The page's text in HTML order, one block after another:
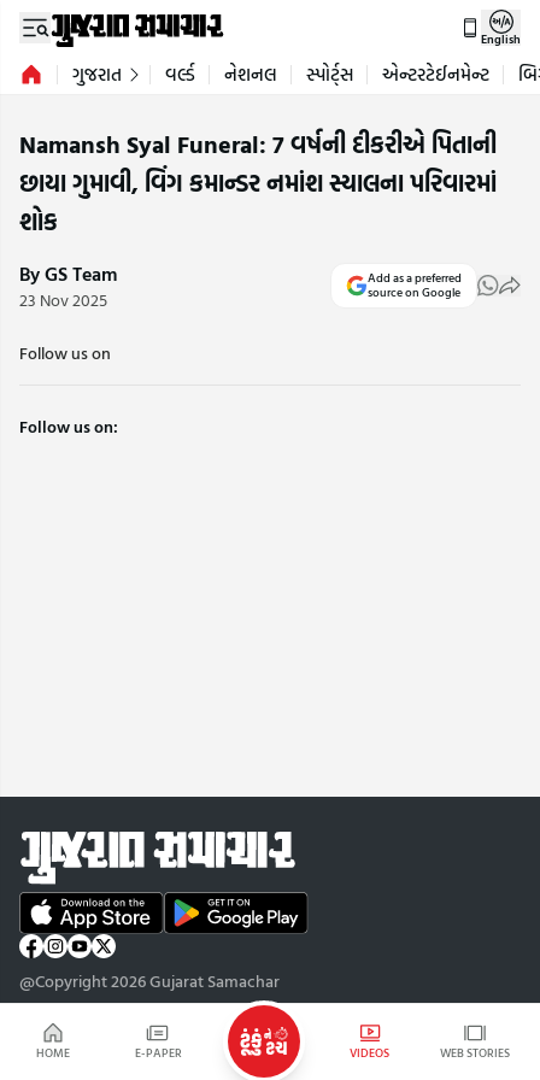
HOME E-PAPER VIDEOS WEB STORIES
English
ગુજરાત વર્લ્ડ નેશનલ સ્પોર્ટ્સ એન્ટરટેઈનમેન્ટ
Namansh Syal Funeral: 7 વર્ષની દીકરીએ પિતાની
છાયા ગુમાવી, વિંગ કમાન્ડર નમાંશ સ્યાલના પરિવારમાં
શોક
By GS Team
23 Nov 2025
Add as a preferred
source on Google
Follow us on
Follow us on:
@Copyright 2026 Gujarat Samachar